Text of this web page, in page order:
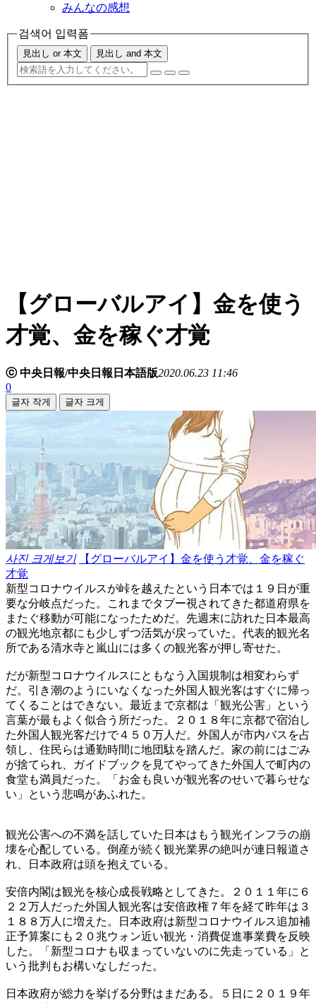
みんなの感想
검색어 입력폼
見出し or 本文 見出し and 本文
【グローバルアイ】金を使う
才覚、金を稼ぐ才覚
ⓒ 中央日報/中央日報日本語版2020.06.23 11:46
0
글자 작게 글자 크게
사진 크게보기
【グローバルアイ】金を使う才覚、金を稼ぐ
才覚
新型コロナウイルスが峠を越えたという日本では１９日が重
要な分岐点だった。これまでタブー視されてきた都道府県を
またぐ移動が可能になったためだ。先週末に訪れた日本最高
の観光地京都にも少しずつ活気が戻っていた。代表的観光名
所である清水寺と嵐山には多くの観光客が押し寄せた。
だが新型コロナウイルスにともなう入国規制は相変わらず
だ。引き潮のようにいなくなった外国人観光客はすぐに帰っ
てくることはできない。最近まで京都は「観光公害」という
言葉が最もよく似合う所だった。２０１８年に京都で宿泊し
た外国人観光客だけで４５０万人だ。外国人が市内バスを占
領し、住民らは通勤時間に地団駄を踏んだ。家の前にはごみ
が捨てられ、ガイドブックを見てやってきた外国人で町内の
食堂も満員だった。「お金も良いが観光客のせいで暮らせな
い」という悲鳴があふれた。
観光公害への不満を話していた日本はもう観光インフラの崩
壊を心配している。倒産が続く観光業界の絶叫が連日報道さ
れ、日本政府は頭を抱えている。
安倍内閣は観光を核心成長戦略としてきた。２０１１年に６
２２万人だった外国人観光客は安倍政権７年を経て昨年は３
１８８万人に増えた。日本政府は新型コロナウイルス追加補
正予算案にも２０兆ウォン近い観光・消費促進事業費を反映
した。「新型コロナも収まっていないのに先走っている」と
いう批判もお構いなしだった。
日本政府が総力を挙げる分野はまだある。５日に２０１９年